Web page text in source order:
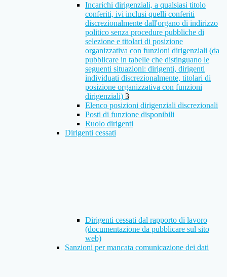
Incarichi dirigenziali, a qualsiasi titolo
conferiti, ivi inclusi quelli conferiti
discrezionalmente dall'organo di indirizzo
politico senza procedure pubbliche di
selezione e titolari di posizione
organizzativa con funzioni dirigenziali (da
pubblicare in tabelle che distinguano le
seguenti situazioni: dirigenti, dirigenti
individuati discrezionalmente, titolari di
posizione organizzativa con funzioni
dirigenziali) 3
Elenco posizioni dirigenziali discrezionali
Posti di funzione disponibili
Ruolo dirigenti
Dirigenti cessati
Dirigenti cessati dal rapporto di lavoro
(documentazione da pubblicare sul sito
web)
Sanzioni per mancata comunicazione dei dati